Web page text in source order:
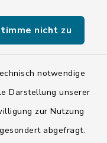
nicht zu
notwendige
Darstellung unserer
zur Nutzung
abgefragt.